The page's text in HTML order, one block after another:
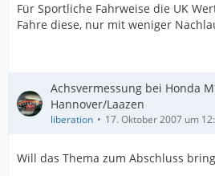
Für Sportliche Fahrweise die UK
Fahre diese, nur mit weniger
Achsvermessung bei Honda
Hannover/Laazen
liberation 17. Oktober 2007 um
Will das Thema zum Abschluss